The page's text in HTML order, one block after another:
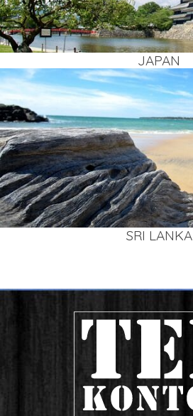
JAPAN
SRI LAN­KA